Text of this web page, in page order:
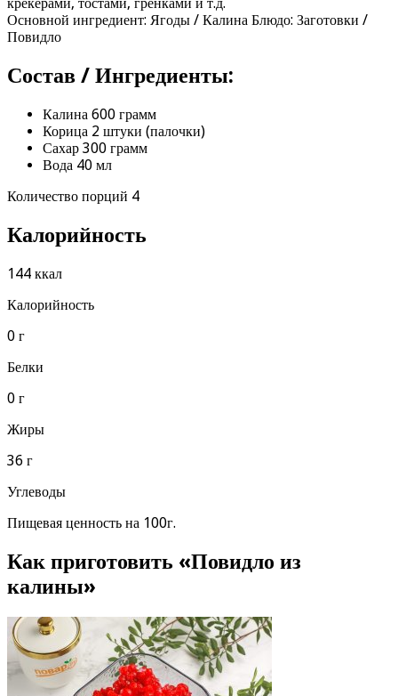
крекерами, тостами, гренками и т.д.
Основной ингредиент: Ягоды / Калина Блюдо: Заготовки /
Повидло
Состав / Ингредиенты:
Калина 600 грамм
Корица 2 штуки (палочки)
Сахар 300 грамм
Вода 40 мл
Количество порций 4
Калорийность
144 ккал
Калорийность
0 г
Белки
0 г
Жиры
36 г
Углеводы
Пищевая ценность на 100г.
Как приготовить «Повидло из
калины»